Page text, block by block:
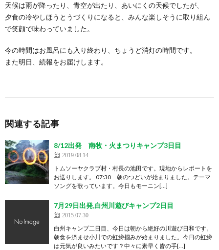
天候は雨が降ったり、青空が出たり、あいにくの天候でしたが、
夕食の冷やしほうとうづくりになると、みんな楽しそうに取り組ん
で笑顔で味わっていました。
今の時間はお風呂にも入り終わり、ちょうど消灯の時間です。
また明日、続報をお届けします。
関連する記事
8/12出発 南牧・火まつりキャンプ3日目
2019.08.14
トムソーヤクラブ村・村長の池田です。現地からレポートを
お送りします。 07:30 朝のつどいが始まりました。テーマ
ソングを歌っています。今日もモーニン[…]
7月29日出発,白州川遊びキャンプ2日目
2015.07.30
白州キャンプ二日目、今日は朝から絶好の川遊び日和です。
朝食を済ませ小川での虹鱒掴みが始まりました。今日の虹鱒
は元気が良いみたいです？中々に素早く皆の手[…]